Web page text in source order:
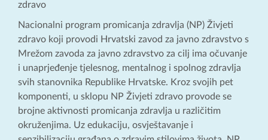
zdravo
Nacionalni program promicanja zdravlja (NP) Živjeti
zdravo koji provodi Hrvatski zavod za javno zdravstvo s
Mrežom zavoda za javno zdravstvo za cilj ima očuvanje
i unaprjeđenje tjelesnog, mentalnog i spolnog zdravlja
svih stanovnika Republike Hrvatske. Kroz svojih pet
komponenti, u sklopu NP Živjeti zdravo provode se
brojne aktivnosti promicanja zdravlja u različitim
okruženjima. Uz edukaciju, osvještavanje i